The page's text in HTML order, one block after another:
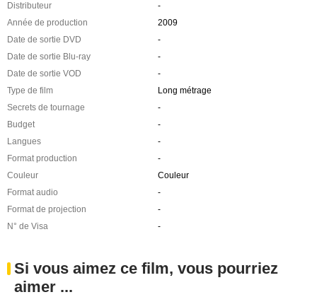
Distributeur
-
Année de production
2009
Date de sortie DVD
-
Date de sortie Blu-ray
-
Date de sortie VOD
-
Type de film
Long métrage
Secrets de tournage
-
Budget
-
Langues
-
Format production
-
Couleur
Couleur
Format audio
-
Format de projection
-
N° de Visa
-
Si vous aimez ce film, vous pourriez
aimer ...